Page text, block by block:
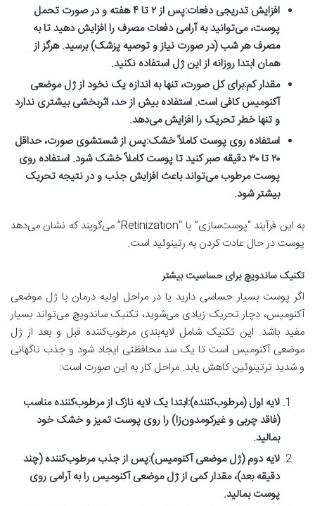
افزایش تدریجی دفعات:
پس از ۲ تا ۴ هفته و در صورت تحمل
پوست، می‌توانید به آرامی دفعات مصرف را افزایش دهید تا به
مصرف هر شب (در صورت نیاز و توصیه پزشک) برسید. هرگز از
همان ابتدا روزانه از این ژل استفاده نکنید.
مقدار کم:برای کل صورت، تنها به اندازه یک نخود از ژل موضعی
آکنومیس کافی است. استفاده بیش از حد، اثربخشی بیشتری ندارد
و تنها خطر تحریک را افزایش می‌دهد.
استفاده روی پوست کاملاً خشک:پس از شستشوی صورت، حداقل
۲۰ تا ۳۰ دقیقه صبر کنید تا پوست کاملاً خشک شود. استفاده روی
پوست مرطوب می‌تواند باعث افزایش جذب و در نتیجه تحریک
بیشتر شود.
به این فرآیند “پوست‌سازی” یا “Retinization” می‌گویند که نشان می‌دهد
پوست در حال عادت کردن به رتینوئید است.
تکنیک ساندویچ برای حساسیت بیشتر
اگر پوست بسیار حساسی دارید یا در مراحل اولیه درمان با ژل موضعی
آکنومیس، دچار تحریک زیادی می‌شوید، تکنیک ساندویچ می‌تواند بسیار
مفید باشد. این تکنیک شامل لایه‌بندی مرطوب‌کننده قبل و بعد از ژل
موضعی آکنومیس است تا یک سد محافظتی ایجاد شود و جذب ناگهانی
و شدید ترتینوئین کاهش یابد. مراحل کار به این صورت است:
لایه اول (مرطوب‌کننده):ابتدا یک لایه نازک از مرطوب‌کننده مناسب
(فاقد چربی و غیرکومدون‌زا) را روی پوست تمیز و خشک خود
بمالید.
لایه دوم (ژل موضعی آکنومیس):پس از جذب مرطوب‌کننده (چند
دقیقه بعد)، مقدار کمی از ژل موضعی آکنومیس را به آرامی روی
پوست بمالید.